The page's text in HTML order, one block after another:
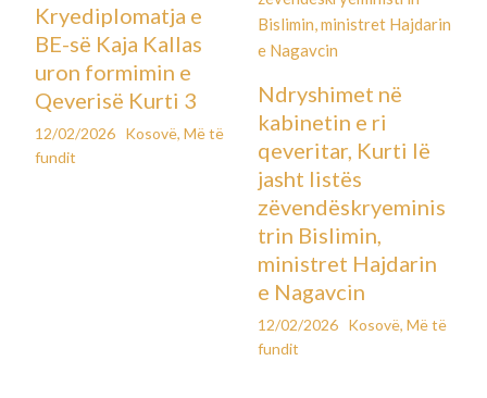
Kryediplomatja e
BE-së Kaja Kallas
uron formimin e
Qeverisë Kurti 3
12/02/2026 Kosovë,Më të
fundit
Ndryshimet në
kabinetin e ri
qeveritar, Kurti lë
jasht listës
zëvendëskryeminis
trin Bislimin,
ministret Hajdarin
e Nagavcin
12/02/2026 Kosovë, Më të
fundit